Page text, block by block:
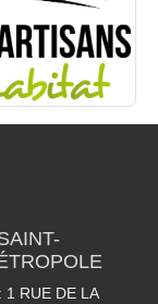
1 RUE DE LA